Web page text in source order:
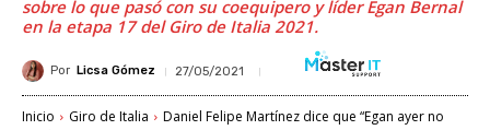
sobre lo que pasó con su coequipero y líder Egan Bernal
en la etapa 17 del Giro de Italia 2021.
Por Licsa Gómez 27/05/2021
Inicio Giro de Italia
Daniel Felipe Martínez dice que “Egan ayer no